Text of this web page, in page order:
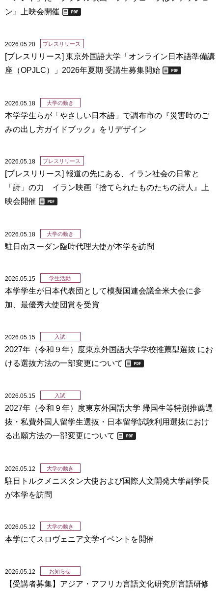
ン』上映会開催
2026.05.20 プレスリリース
[プレスリリース] 東京外国語大学「オンライン日本語準備講
座（OPJLC）」2026年夏期 受講生募集開始
2026.05.18 大学の動き
本学学生らが「やさしい日本語」で調布市の『災害時のご
みの出し方ガイドブック』をリデザイン
2026.05.18 プレスリリース
[プレスリリース] 報道の先にある、イラン社会の日常と
「詩」の力 イラン映画『捨てられたものたちの詩人』上
映会開催
2026.05.18 大学の動き
駐日南スーダン臨時代理大使が本学を訪問
2026.05.15 学生活動
本学学生が日本代表団として模擬国連会議全米大会に参
加、最優秀大使団賞を受賞
2026.05.15 入試
2027年（令和９年）度東京外国語大学学校推薦型選抜 にお
ける選抜方法の一部変更について
2026.05.15 入試
2027年（令和９年）度東京外国語大学 帰国生等特別推薦選
抜・私費外国人留学生選抜・日本留学試験利用選抜におけ
る出願方法の一部変更について
2026.05.12 大学の動き
駐日トルクメニスタン大使および国際人文開発大学副学長
が本学を訪問
2026.05.12 大学の動き
本学にてスロヴェニア文学イベントを開催
2026.05.12 お知らせ
【受講者募集】アジア・アフリカ言語文化研究所言語研修